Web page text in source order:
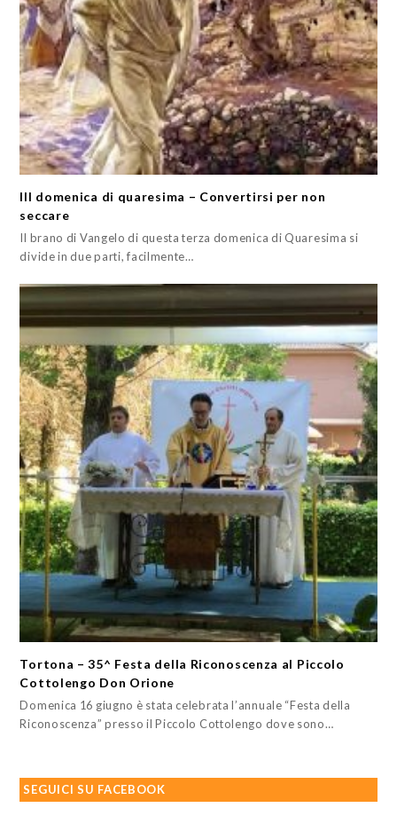
III domenica di quaresima – Convertirsi per non
seccare
Il brano di Vangelo di questa terza domenica di Quaresima si
divide in due parti, facilmente…
Tortona – 35^ Festa della Riconoscenza al Piccolo
Cottolengo Don Orione
Domenica 16 giugno è stata celebrata l’annuale “Festa della
Riconoscenza” presso il Piccolo Cottolengo dove sono…
SEGUICI SU FACEBOOK